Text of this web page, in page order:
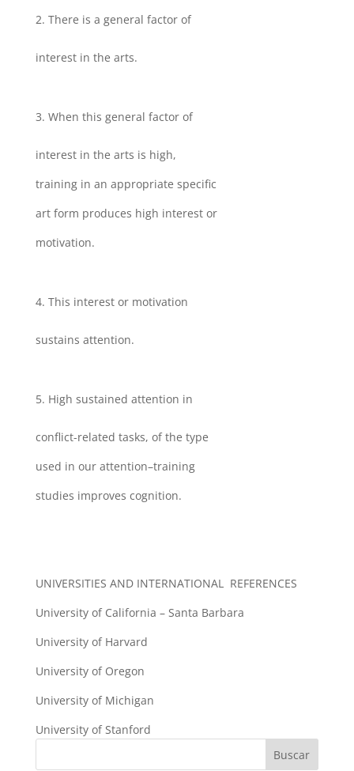
There is a general factor of
interest in the arts.
When this general factor of
interest in the arts is high,
training in an appropriate specific
art form produces high interest or
motivation.
This interest or motivation
sustains attention.
High sustained attention in
conflict-related tasks, of the type
used in our attention–training
studies improves cognition.
UNIVERSITIES AND INTERNATIONAL REFERENCES
University of California – Santa Barbara
University of Harvard
University of Oregon
University of Michigan
University of Stanford